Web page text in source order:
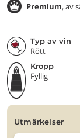
Premium, av
Typ av vin
Rött
Kropp
Fyllig
utmärkelser